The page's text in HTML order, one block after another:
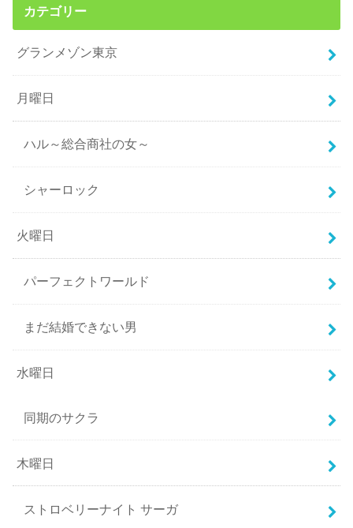
カテゴリー
グランメゾン東京
月曜日
ハル～総合商社の女～
シャーロック
火曜日
パーフェクトワールド
まだ結婚できない男
水曜日
同期のサクラ
木曜日
ストロベリーナイト サーガ